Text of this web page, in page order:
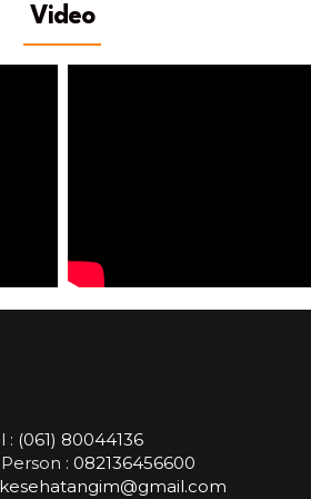
Video
: (061) 80044136
: 082136456600